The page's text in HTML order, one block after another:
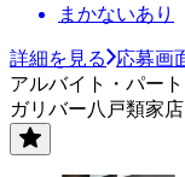
まかないあり
詳細を見る
応募画
アルバイト・パート
ガリバー八戸類家